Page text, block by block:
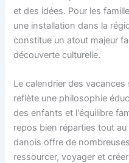
et des idées. Pour les
une installation dans la
constitue un atout majeur
découverte culturelle.
Le calendrier des
reflète une philosophie
des enfants et l'équilibre
repos bien réparties tout
danois offre de
ressourcer, voyager et